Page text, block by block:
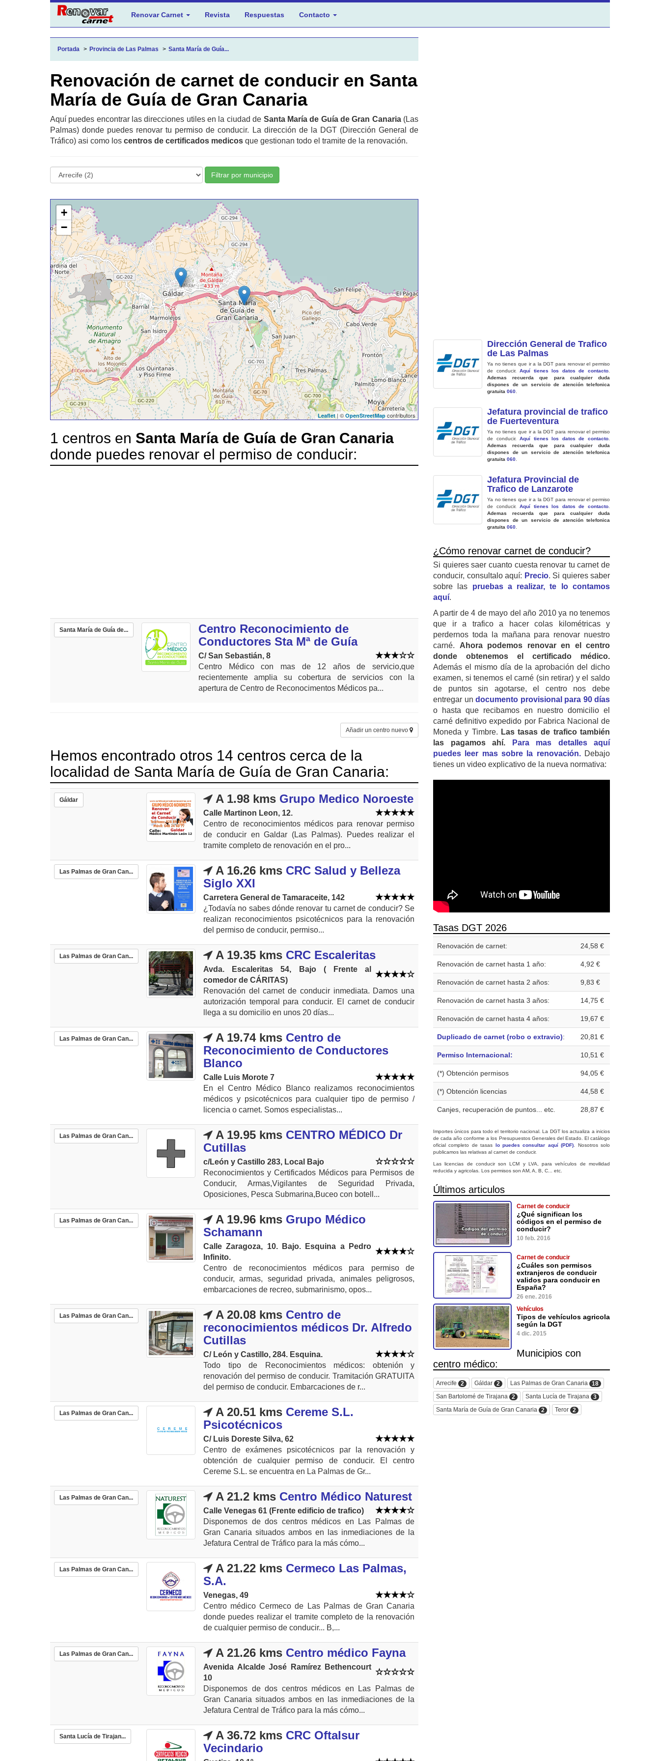
Renovar Carnet Revista Respuestas Contacto
Portada Provincia de Las Palmas Santa María de Guía...
Renovación de carnet de conducir en Santa
María de Guía de Gran Canaria
Aquí puedes encontrar las direcciones utiles en la ciudad de Santa María de Guía de Gran Canaria(Las
Palmas) donde puedes renovar tu permiso de conducir. La dirección de la DGT (Dirección General de
Tráfico) asi como los centros de certificados medicos que gestionan todo el tramite de la renovación.
Filtrar por municipio
+
−
Leaflet| ©OpenStreetMap contributors
1 centros en Santa María de Guía de Gran Canaria
donde puedes renovar el permiso de conducir:
Santa María de Guía de...
Centro Reconocimiento de
Conductores Sta Mª de Guía
C/ San Sebastián, 8
Centro Médico con mas de 12 años de servicio,que
recientemente amplia su cobertura de servicios con la
apertura de Centro de Reconocimentos Médicos pa...
Añadir un centro nuevo
Hemos encontrado otros 14 centros cerca de la
localidad de Santa María de Guía de Gran Canaria:
Gáldar A 1.98 kms Grupo Medico Noroeste
Calle Martinon Leon, 12.
Centro de reconocimientos médicos para renovar permiso
de conducir en Galdar (Las Palmas). Puedes realizar el
tramite completo de renovación en el pro...
Las Palmas de Gran Can... A 16.26 kms CRC Salud y Belleza
Siglo XXI
Carretera General de Tamaraceite, 142
¿Todavía no sabes dónde renovar tu carnet de conducir? Se
realizan reconocimientos psicotécnicos para la renovación
del permiso de conducir, permiso...
Las Palmas de Gran Can... A 19.35 kms CRC Escaleritas
Avda. Escaleritas 54, Bajo ( Frente al
comedor de CÁRITAS)
Renovación del carnet de conducir inmediata. Damos una
autorización temporal para conducir. El carnet de conducir
llega a su domicilio en unos 20 días...
Las Palmas de Gran Can... A 19.74 kms Centro de
Reconocimiento de Conductores
Blanco
Calle Luis Morote 7
En el Centro Médico Blanco realizamos reconocimientos
médicos y psicotécnicos para cualquier tipo de permiso /
licencia o carnet. Somos especialistas...
Las Palmas de Gran Can... A 19.95 kms CENTRO MÉDICO Dr
Cutillas
c/León y Castillo 283, Local Bajo
Reconocimientos y Certificados Médicos para Permisos de
Conducir, Armas,Vigilantes de Seguridad Privada,
Oposiciones, Pesca Submarina,Buceo con botell...
Las Palmas de Gran Can... A 19.96 kms Grupo Médico
Schamann
Calle Zaragoza, 10. Bajo. Esquina a Pedro
Infinito.
Centro de reconocimientos médicos para permiso de
conducir, armas, seguridad privada, animales peligrosos,
embarcaciones de recreo, submarinismo, opos...
Las Palmas de Gran Can... A 20.08 kms Centro de
reconocimientos médicos Dr. Alfredo
Cutillas
C/ León y Castillo, 284. Esquina.
Todo tipo de Reconocimientos médicos: obtenión y
renovación del permiso de conducir. Tramitación GRATUITA
del permiso de conducir. Embarcaciones de r...
Las Palmas de Gran Can... A 20.51 kms Cereme S.L.
Psicotécnicos
C/ Luis Doreste Silva, 62
Centro de exámenes psicotécnicos par la renovación y
obtención de cualquier permiso de conducir. El centro
Cereme S.L. se encuentra en La Palmas de Gr...
Las Palmas de Gran Can... A 21.2 kms Centro Médico Naturest
Calle Venegas 61 (Frente edificio de trafico)
Disponemos de dos centros médicos en Las Palmas de
Gran Canaria situados ambos en las inmediaciones de la
Jefatura Central de Tráfico para la más cómo...
Las Palmas de Gran Can... A 21.22 kms Cermeco Las Palmas,
S.A.
Venegas, 49
Centro médico Cermeco de Las Palmas de Gran Canaria
donde puedes realizar el tramite completo de la renovación
de cualquier permiso de conducir... B,...
Las Palmas de Gran Can... A 21.26 kms Centro médico Fayna
Avenida Alcalde José Ramírez Bethencourt
10
Disponemos de dos centros médicos en Las Palmas de
Gran Canaria situados ambos en las inmediaciones de la
Jefatura Central de Tráfico para la más cómo...
Santa Lucía de Tirajan... A 36.72 kms CRC Oftalsur
Vecindario
Dirección General de Trafico
de Las Palmas
Ya no tienes que ir a la DGT para renovar el permiso
de conducir.Aquí tienes los datos de contacto
Ademas recuerda que para cualquier duda
dispones de un servicio de atención telefonica
gratuita 060
Jefatura provincial de trafico
de Fuerteventura
Ya no tienes que ir a la DGT para renovar el permiso
de conducir.Aquí tienes los datos de contacto
Ademas recuerda que para cualquier duda
dispones de un servicio de atención telefonica
gratuita 060
Jefatura Provincial de
Trafico de Lanzarote
Ya no tienes que ir a la DGT para renovar el permiso
de conducir.Aquí tienes los datos de contacto
Ademas recuerda que para cualquier duda
dispones de un servicio de atención telefonica
gratuita 060
¿Cómo renovar carnet de conducir?
Si quieres saer cuanto cuesta renovar tu carnet de
conducir, consultalo aquí: Precio. Si quieres saber
sobre las pruebas a realizar, te lo contamos
aquí.
A partir de 4 de mayo del año 2010 ya no tenemos
que ir a trafico a hacer colas kilométricas y
perdernos toda la mañana para renovar nuestro
carné. Ahora podemos renovar en el centro
donde obtenemos el certificado médico.
Además el mismo día de la aprobación del dicho
examen, si tenemos el carné (sin retirar) y el saldo
de puntos sin agotarse, el centro nos debe
entregar un documento provisional para 90 días
o hasta que recibamos en nuestro domicilio el
carné definitivo expedido por Fabrica Nacional de
Moneda y Timbre. Las tasas de trafico también
las pagamos ahí.
Para mas detalles aquí
puedes leer mas sobre la renovación.Debajo
tienes un video explicativo de la nueva normativa:
Tasas DGT 2026
Renovación de carnet: 24,58 €
Renovación de carnet hasta 1 año: 4,92 €
Renovación de carnet hasta 2 años: 9,83 €
Renovación de carnet hasta 3 años: 14,75 €
Renovación de carnet hasta 4 años: 19,67 €
Duplicado de carnet (robo o extravio): 20,81 €
Permiso Internacional: 10,51 €
(*) Obtención permisos 94,05 €
(*) Obtención licencias 44,58 €
Canjes, recuperación de puntos... etc. 28,87 €
Importes únicos para todo el territorio nacional. La DGT los actualiza a inicios
de cada año conforme a los Presupuestos Generales del Estado. El catálogo
oficial completo de tasas lo puedes consultar aquí (PDF) . Nosotros solo
publicamos las relativas al carnet de conducir.
Las licencias de conducir son LCM y LVA, para vehículos de movilidad
reducida y agricolas. Los permisos son AM, A, B, C... etc.
Últimos articulos
Carnet de conducir
¿Qué significan los
códigos en el permiso de
conducir?
10 feb. 2016
Carnet de conducir
¿Cuáles son permisos
extranjeros de conducir
validos para conducir en
España?
26 ene. 2016
Vehículos
Tipos de vehículos agricola
según la DGT
4 dic. 2015
Municipios con
centro médico:
Arrecife 2 Gáldar 2 Las Palmas de Gran Canaria
18
San Bartolomé de Tirajana
2 Santa Lucía de Tirajana
3
Santa María de Guía de Gran Canaria
2 Teror 2